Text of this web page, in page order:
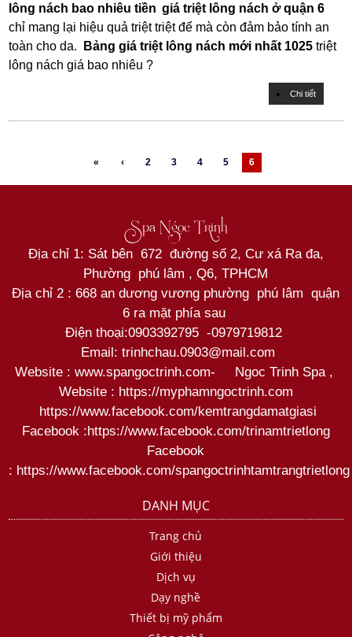
lông nách bao nhiêu tiền giá triệt lông nách ở quận 6
chỉ mang lại hiệu quả triệt triệt để mà còn đảm bảo tính an
toàn cho da.
Bảng giá triệt lông nách mới nhất 1025 triệt
lông nách giá bao nhiêu ?
Chi tiết
« ‹ 2 3 4 5 6
Spa Ngọc Trinh
Địa chỉ 1: Sát bên 672 đường số 2, Cư xá Ra đa,
Phường phú lâm , Q6, TPHCM
Địa chỉ 2 : 668 an dương vương phường phú lâm quận
6 ra mặt phía sau
Điện thoại:0903392795 -0979719812
Email: trinhchau.0903@mail.com
Website : www.spangoctrinh.com- Ngoc Trinh Spa ,
Website : https://myphamngoctrinh.com
https://www.facebook.com/kemtrangdamatgiasi
Facebook :https://www.facebook.com/trinamtrietlong
Facebook
: https://www.facebook.com/spangoctrinhtamtrangtrietlong
DANH MỤC
Trang chủ
Giới thiệu
Dịch vụ
Dạy nghề
Thiết bị mỹ phẩm